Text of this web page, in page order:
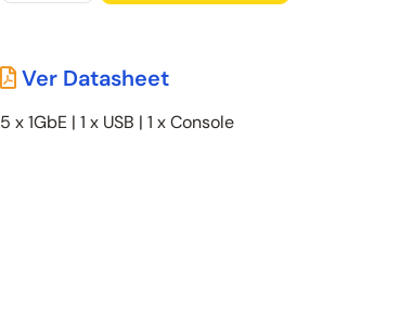
Ver Datasheet
5 x 1GbE | 1 x USB | 1 x Console